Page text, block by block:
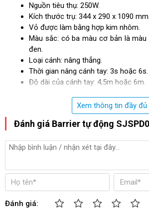
Nguồn tiêu thụ: 250W.
Kích thước trụ: 344 x 290 x 1090 mm.
Vỏ được làm bằng hợp kim nhôm.
Màu sắc: có ba màu cơ bản là
đen.
Loại cánh: nâng thẳng.
Thời gian nâng cánh tay: 3s hoặc 6s.
Độ dài của cánh tay: 4,5m hoặc 6m.
Tốc độ motor: 30r/phút.
Hoạt động trong môi trường nhiệt
Barrier tự động SJSPD002B có tốt không?
Đây cũng là thắc mắc của nhiều người
này nhé!
Xem thông tin đầy đủ
Đánh giá Barrier tự động
Đánh giá: